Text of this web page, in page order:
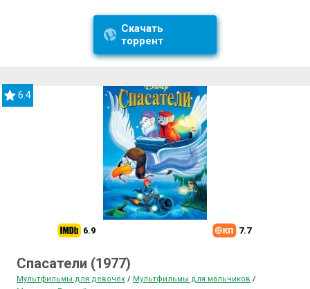
Скачать
торрент
6.4
6.9 7.7
Спасатели (1977)
Мультфильмы для девочек / Мультфильмы для мальчиков /